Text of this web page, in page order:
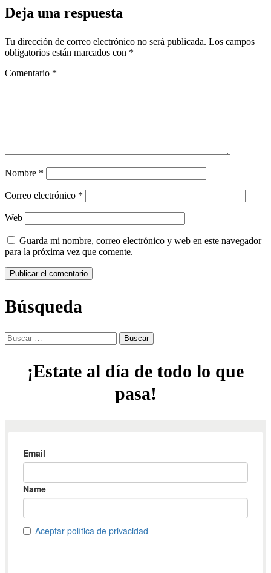
entradas
Deja una respuesta
Tu dirección de correo electrónico no será publicada. Los campos
obligatorios están marcados con *
Comentario *
Nombre *
Correo electrónico *
Web
Guarda mi nombre, correo electrónico y web en este navegador
para la próxima vez que comente.
Búsqueda
Buscar:
¡Estate al día de todo lo que
pasa!